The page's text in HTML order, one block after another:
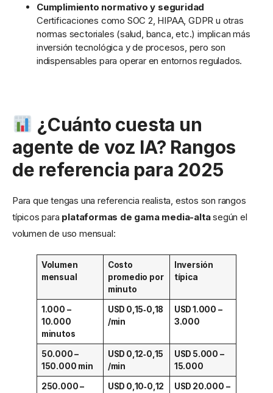
Cumplimiento normativo y seguridad
Certificaciones como SOC 2, HIPAA, GDPR u otras
normas sectoriales (salud, banca, etc.) implican más
inversión tecnológica y de procesos, pero son
indispensables para operar en entornos regulados.
¿Cuánto cuesta un
agente de voz IA? Rangos
de referencia para 2025
Para que tengas una referencia realista, estos son rangos
típicos para plataformas de gama media-altasegún el
volumen de uso mensual:
Volumen
mensual
Costo
promedio por
minuto
Inversión
típica
1.000 –
10.000
minutos
USD 0,15‑0,18
/min
USD 1.000 –
3.000
50.000 –
150.000 min
USD 0,12‑0,15
/min
USD 5.000 –
15.000
250.000 – USD 0,10‑0,12 USD 20.000 –